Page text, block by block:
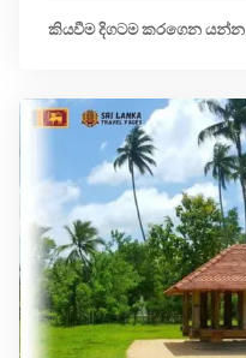
කියවීම දිගටම කරගෙන යන්න